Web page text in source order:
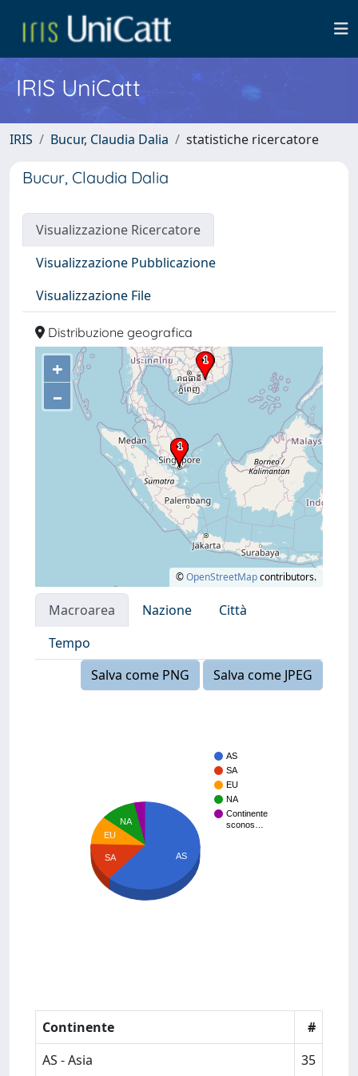
IRIS UniCatt
IRIS Bucur, Claudia Dalia statistiche ricercatore
Bucur, Claudia Dalia
Visualizzazione Ricercatore
Visualizzazione Pubblicazione
Visualizzazione File
Distribuzione geografica
+
–
©OpenStreetMapcontributors.
Macroarea Nazione
Città
Tempo
Salva come PNG
Salva come JPEG
AS
SA
EU
NA
Continente
sconos…
NA
EU
SA AS
Continente
#
AS - Asia
35